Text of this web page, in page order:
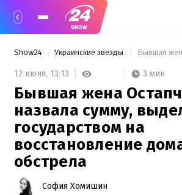
Show24 Украинские звезды
12 июня, 13:13 3 мин
Бывшая жена
назвала сумму,
государством на
восстановление
обстрела
София Хомишин